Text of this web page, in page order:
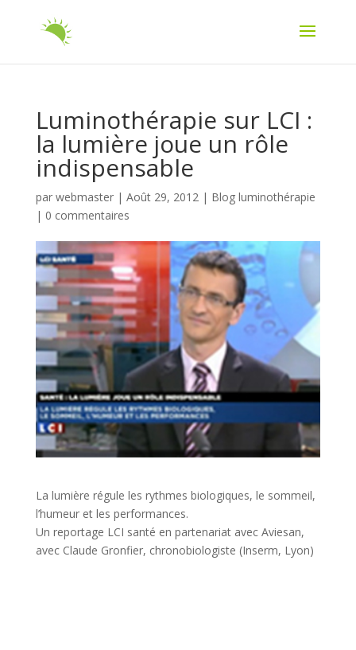
Luminothérapie sur LCI :
la lumière joue un rôle
indispensable
par webmaster| Août 29, 2012| Blog luminothérapie
| 0 commentaires
La lumière régule les rythmes biologiques, le sommeil,
l’humeur et les performances.
Un reportage LCI santé en partenariat avec Aviesan,
avec Claude Gronfier, chronobiologiste (Inserm, Lyon)